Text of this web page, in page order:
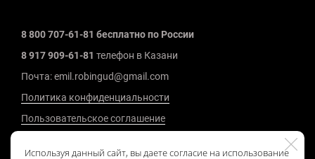
8 800 707-61-81 бесплатно по России
8 917 909-61-81 телефон в Казани
Почта: emil.robingud@gmail.com
Политика конфиденциальности
Пользовательское соглашение
Используя данный сайт, вы даете согласие на использование